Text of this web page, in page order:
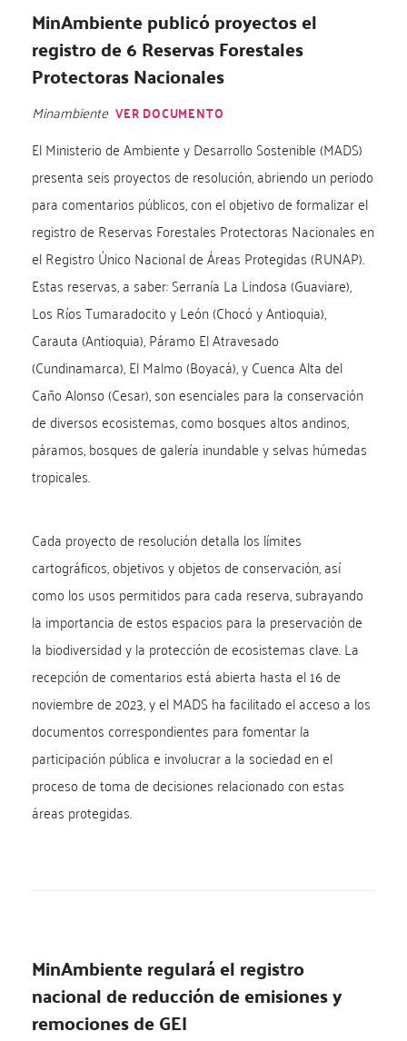
MinAmbiente publicó proyectos el
registro de 6 Reservas Forestales
Protectoras Nacionales
Minambiente VER DOCUMENTO
El Ministerio de Ambiente y Desarrollo Sostenible (MADS)
presenta seis proyectos de resolución, abriendo un periodo
para comentarios públicos, con el objetivo de formalizar el
registro de Reservas Forestales Protectoras Nacionales en
el Registro Único Nacional de Áreas Protegidas (RUNAP).
Estas reservas, a saber: Serranía La Lindosa (Guaviare),
Los Ríos Tumaradocito y León (Chocó y Antioquia),
Carauta (Antioquia), Páramo El Atravesado
(Cundinamarca), El Malmo (Boyacá), y Cuenca Alta del
Caño Alonso (Cesar), son esenciales para la conservación
de diversos ecosistemas, como bosques altos andinos,
páramos, bosques de galería inundable y selvas húmedas
tropicales.
Cada proyecto de resolución detalla los límites
cartográficos, objetivos y objetos de conservación, así
como los usos permitidos para cada reserva, subrayando
la importancia de estos espacios para la preservación de
la biodiversidad y la protección de ecosistemas clave. La
recepción de comentarios está abierta hasta el 16 de
noviembre de 2023, y el MADS ha facilitado el acceso a los
documentos correspondientes para fomentar la
participación pública e involucrar a la sociedad en el
proceso de toma de decisiones relacionado con estas
áreas protegidas.
MinAmbiente regulará el registro
nacional de reducción de emisiones y
remociones de GEI